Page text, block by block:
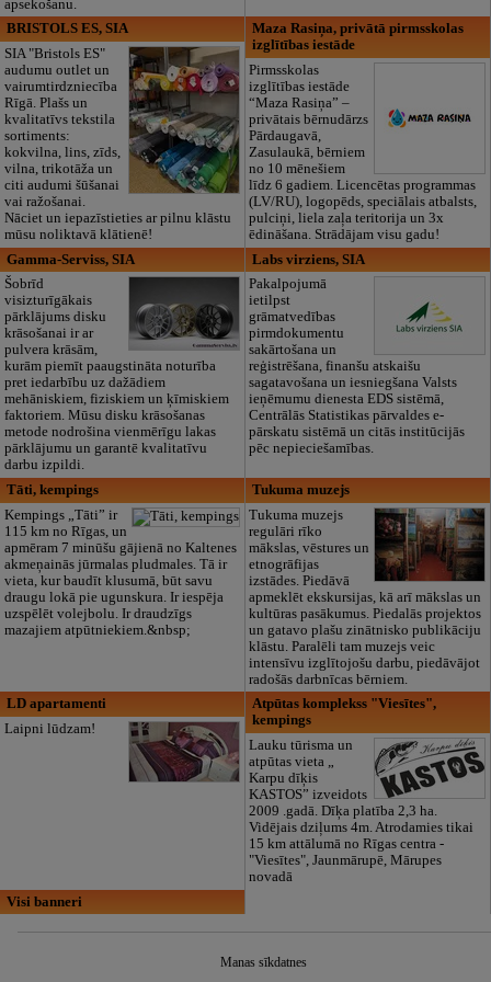
apsekošanu.
BRISTOLS ES, SIA
SIA "Bristols ES"
audumu outlet un
vairumtirdzniecība
Rīgā. Plašs un
kvalitatīvs tekstila
sortiments:
kokvilna, lins, zīds,
vilna, trikotāža un
citi audumi šūšanai
vai ražošanai.
Nāciet un iepazīstieties ar pilnu klāstu
mūsu noliktavā klātienē!
Maza Rasiņa, privātā pirmsskolas
izglītības iestāde
Pirmsskolas
izglītības iestāde
“Maza Rasiņa” –
privātais bērnudārzs
Pārdaugavā,
Zasulaukā, bērniem
no 10 mēnešiem
līdz 6 gadiem. Licencētas programmas
(LV/RU), logopēds, speciālais atbalsts,
pulciņi, liela zaļa teritorija un 3x
ēdināšana. Strādājam visu gadu!
Gamma-Serviss, SIA
Šobrīd
visizturīgākais
pārklājums disku
krāsošanai ir ar
pulvera krāsām,
kurām piemīt paaugstināta noturība
pret iedarbību uz dažādiem
mehāniskiem, fiziskiem un ķīmiskiem
faktoriem. Mūsu disku krāsošanas
metode nodrošina vienmērīgu lakas
pārklājumu un garantē kvalitatīvu
darbu izpildi.
Labs virziens, SIA
Pakalpojumā
ietilpst
grāmatvedības
pirmdokumentu
sakārtošana un
reģistrēšana, finanšu atskaišu
sagatavošana un iesniegšana Valsts
ieņēmumu dienesta EDS sistēmā,
Centrālās Statistikas pārvaldes e-
pārskatu sistēmā un citās institūcijās
pēc nepieciešamības.
Tāti, kempings
Kempings „Tāti” ir
115 km no Rīgas, un
apmēram 7 minūšu gājienā no Kaltenes
akmeņainās jūrmalas pludmales. Tā ir
vieta, kur baudīt klusumā, būt savu
draugu lokā pie ugunskura. Ir iespēja
uzspēlēt volejbolu. Ir draudzīgs
mazajiem atpūtniekiem.&nbsp;
Tukuma muzejs
Tukuma muzejs
regulāri rīko
mākslas, vēstures un
etnogrāfijas
izstādes. Piedāvā
apmeklēt ekskursijas, kā arī mākslas un
kultūras pasākumus. Piedalās projektos
un gatavo plašu zinātnisko publikāciju
klāstu. Paralēli tam muzejs veic
intensīvu izglītojošu darbu, piedāvājot
radošās darbnīcas bērniem.
LD apartamenti
Laipni lūdzam!
Atpūtas komplekss "Viesītes",
kempings
Lauku tūrisma un
atpūtas vieta „
Karpu dīķis
KASTOS” izveidots
2009 .gadā. Dīķa platība 2,3 ha.
Vidējais dziļums 4m. Atrodamies tikai
15 km attālumā no Rīgas centra -
"Viesītes", Jaunmārupē, Mārupes
novadā
Visi banneri
Manas sīkdatnes